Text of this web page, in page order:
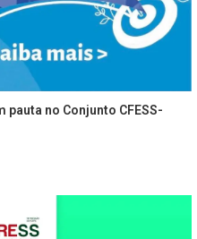
no Conjunto CFESS-